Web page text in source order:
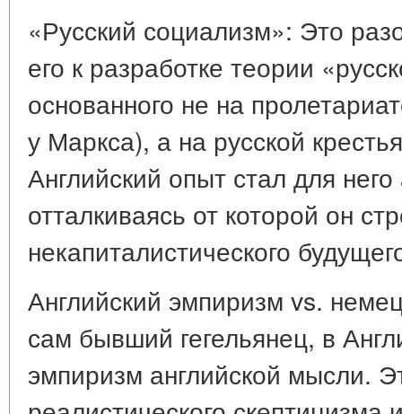
«Русский социализм»: Это
его к разработке теории
основанного не на
у Маркса), а на русской
Английский опыт стал для
отталкиваясь от которой он
некапиталистического
Английский эмпиризм vs.
сам бывший гегельянец, в
эмпиризм английской мысли.